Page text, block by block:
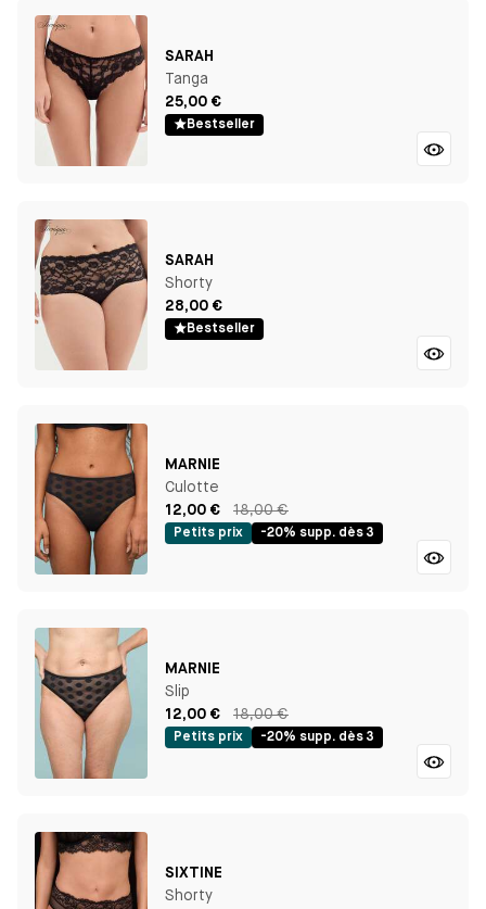
SARAH
Tanga
25,00 €
Bestseller
SARAH
Shorty
28,00 €
Bestseller
MARNIE
Culotte
12,00 €
18,00 €
Petits prix -20% supp. dès 3
MARNIE
Slip
12,00 €
18,00 €
Petits prix -20% supp. dès 3
SIXTINE
Shorty